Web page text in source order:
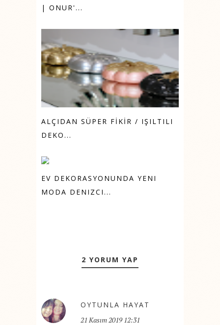
| ONUR'...
ALÇIDAN SÜPER FİKİR / IŞILTILI
DEKO...
EV DEKORASYONUNDA YENI
MODA DENIZCI...
2 YORUM YAP
OYTUNLA HAYAT
21 Kasım 2019 12:31